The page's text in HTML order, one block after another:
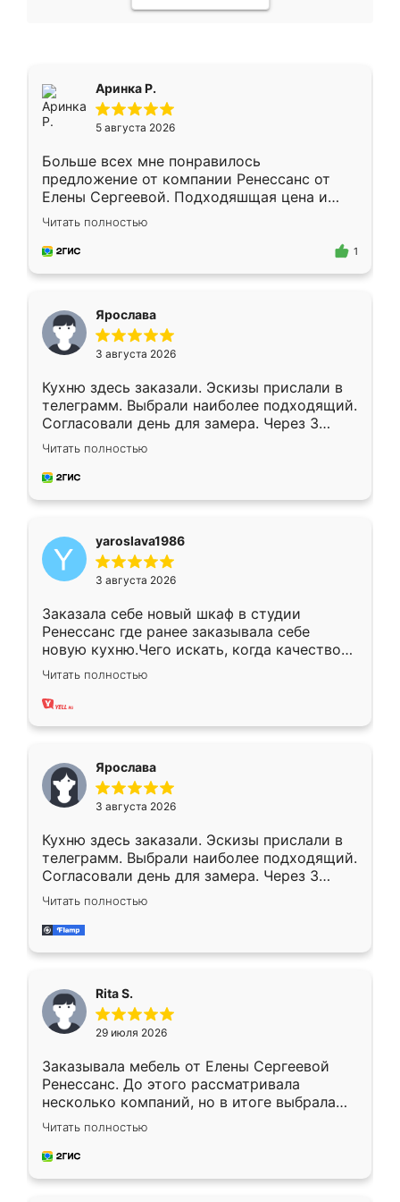
Аринка Р.
5 августа 2026
Больше всех мне понравилось
предложение от компании Ренессанс от
Елены Сергеевой. Подходяшщая цена и
короткие сроки изготовления. Приехавший
для замера сотрудник Владислав
предложил по моему эскизу самый
Читать полностью
1
Ярослава
3 августа 2026
Кухню здесь заказали. Эскизы прислали в
телеграмм. Выбрали наиболее подходящий.
Согласовали день для замера. Через 3
недели кухня была уже готова. Остались
довольны работой. Спасибо Ренессанс
мебель за качественную работу!
Читать полностью
yaroslava1986
3 августа 2026
Заказала себе новый шкаф в студии
Ренессанс где ранее заказывала себе
новую кухню.Чего искать, когда качеством
вполне довольна. Служит кухня уже почти
два года, нареканий нет.
Читать полностью
Ярослава
3 августа 2026
Кухню здесь заказали. Эскизы прислали в
телеграмм. Выбрали наиболее подходящий.
Согласовали день для замера. Через 3
недели кухня была уже готова. Остались
довольны работой. Спасибо Ренессанс
мебель за качественную работу!
Читать полностью
Rita S.
29 июля 2026
Заказывала мебель от Елены Сергеевой
Ренессанс. До этого рассматривала
несколько компаний, но в итоге выбрала
эту. Сначала обговорили условия, потом
приехал замерщик, всё спокойно объяснил
и снял размеры. Изготовили в срок, с
Читать полностью